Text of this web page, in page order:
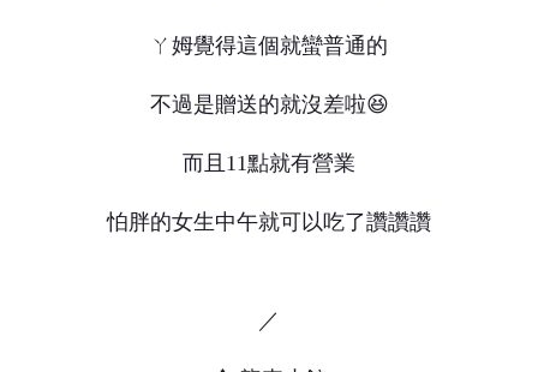
ㄚ姆覺得這個就蠻普通的
不過是贈送的就沒差啦😆
而且11點就有營業
怕胖的女生中午就可以吃了讚讚讚
／